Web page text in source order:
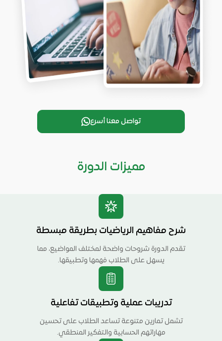
تواصل معنا أسرع
مميزات الدورة
شرح مفاهيم الرياضيات بطريقة مبسطة
تقدم الدورة شروحات واضحة لمختلف المواضيع، مما
يسهل على الطلاب فهمها وتطبيقها.
تدريبات عملية وتطبيقات تفاعلية
تشمل تمارين متنوعة تساعد الطلاب على تحسين
مهاراتهم الحسابية والتفكير المنطقي.